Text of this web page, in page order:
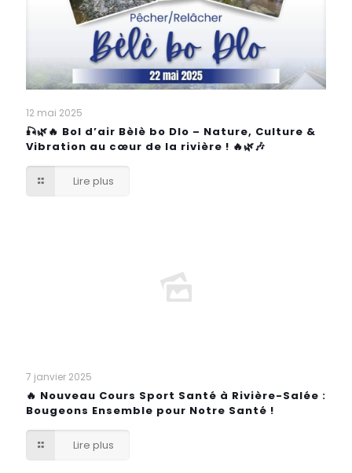
12 mai 2025
🎣🌿🔥 Bol d’air Bèlè bo Dlo – Nature, Culture &
Vibration au cœur de la rivière ! 🔥🌿🎶
Lire plus
7 janvier 2025
🔥 Nouveau Cours Sport Santé à Rivière-Salée :
Bougeons Ensemble pour Notre Santé !
Lire plus